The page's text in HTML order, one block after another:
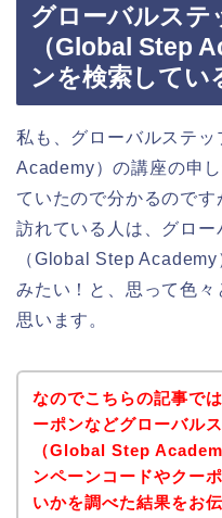
グローバルステ
（Global Step
ンを検索してい
私も、グローバルステ
Academy）の講座の申
ていたので分かるので
訪れている人は、グロ
（Global Step
みたい！と、思って色々
思います。
なのでこちらの記事で
ーポンなどグローバル
（Global Step
ンペーンコードやクー
いかを調べた結果をお